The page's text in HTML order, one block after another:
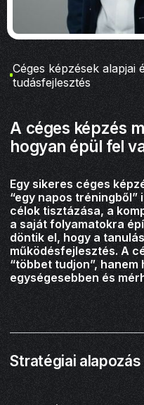
Céges képzések alapjai
tudásfejlesztés
A céges képzés
hogyan épül fel
Egy sikeres céges
“egy napos
célok tisztázása, a
a saját folyamatokra
döntik el, hogy a
működésfejlesztés. A
“többet tudjon”,
egységesebben és
Stratégiai alapozás